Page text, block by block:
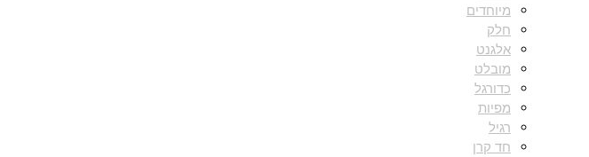
מיוחדים
חלק
אלגנט
מובלט
כדורגל
מפיות
רגיל
חד קרן